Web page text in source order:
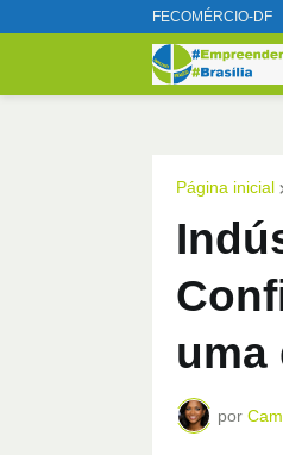
FECOMÉRCIO-DF
Página inicial
uma
por